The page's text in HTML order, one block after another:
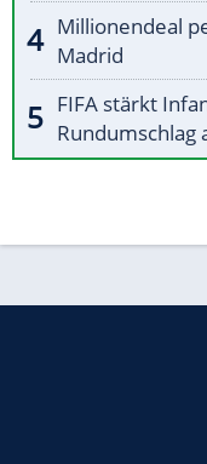
Millionendeal
Madrid
FIFA stärkt
Rundumschlag